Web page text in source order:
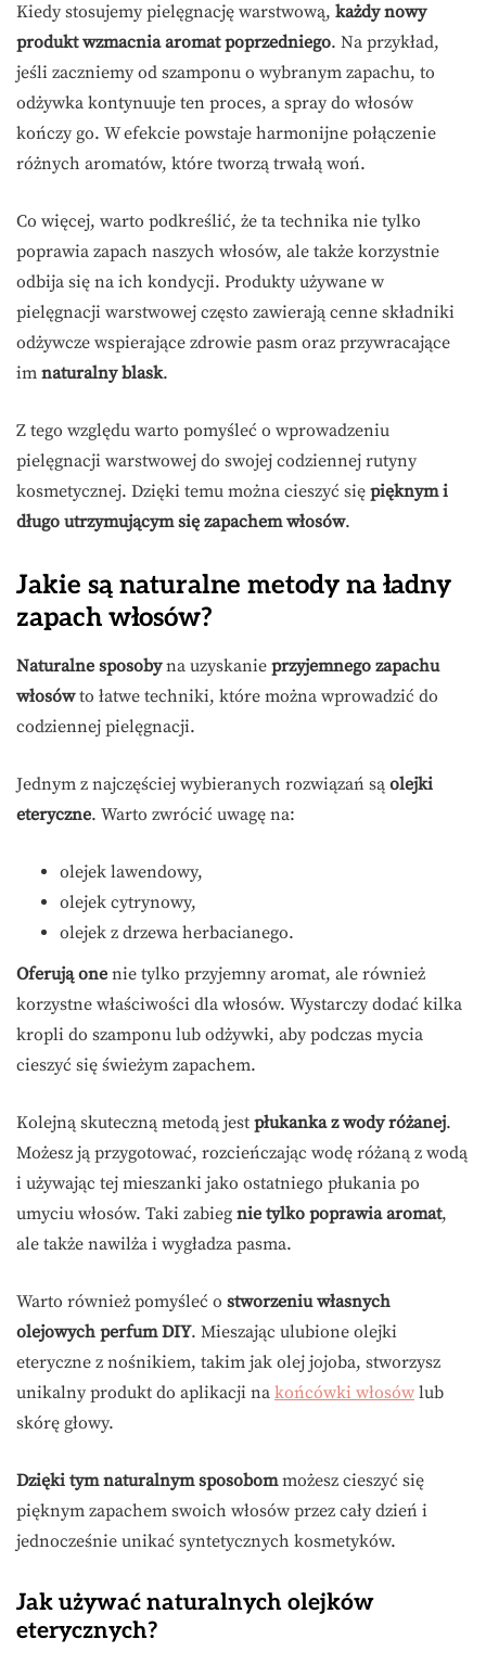
Kiedy stosujemy pielęgnację warstwową, każdy nowy
produkt wzmacnia aromat poprzedniego. Na przykład,
jeśli zaczniemy od szamponu o wybranym zapachu, to
odżywka kontynuuje ten proces, a spray do włosów
kończy go. W efekcie powstaje harmonijne połączenie
różnych aromatów, które tworzą trwałą woń.
Co więcej, warto podkreślić, że ta technika nie tylko
poprawia zapach naszych włosów, ale także korzystnie
odbija się na ich kondycji. Produkty używane w
pielęgnacji warstwowej często zawierają cenne składniki
odżywcze wspierające zdrowie pasm oraz przywracające
im naturalny blask.
Z tego względu warto pomyśleć o wprowadzeniu
pielęgnacji warstwowej do swojej codziennej rutyny
kosmetycznej. Dzięki temu można cieszyć się pięknym i
długo utrzymującym się zapachem włosów.
Jakie są naturalne metody na ładny
zapach włosów?
Naturalne sposobyna uzyskanie przyjemnego zapachu
włosówto łatwe techniki, które można wprowadzić do
codziennej pielęgnacji.
Jednym z najczęściej wybieranych rozwiązań są olejki
eteryczne. Warto zwrócić uwagę na:
olejek lawendowy,
olejek cytrynowy,
olejek z drzewa herbacianego.
Oferują one nie tylko przyjemny aromat, ale również
korzystne właściwości dla włosów. Wystarczy dodać kilka
kropli do szamponu lub odżywki, aby podczas mycia
cieszyć się świeżym zapachem.
Kolejną skuteczną metodą jest płukanka z wody różanej.
Możesz ją przygotować, rozcieńczając wodę różaną z wodą
i używając tej mieszanki jako ostatniego płukania po
umyciu włosów. Taki zabieg nie tylko poprawia aromat,
ale także nawilża i wygładza pasma.
Warto również pomyśleć o stworzeniu własnych
olejowych perfum DIY. Mieszając ulubione olejki
eteryczne z nośnikiem, takim jak olej jojoba, stworzysz
unikalny produkt do aplikacji na końcówki włosów lub
skórę głowy.
Dzięki tym naturalnym sposobommożesz cieszyć się
pięknym zapachem swoich włosów przez cały dzień i
jednocześnie unikać syntetycznych kosmetyków.
Jak używać naturalnych olejków
eterycznych?